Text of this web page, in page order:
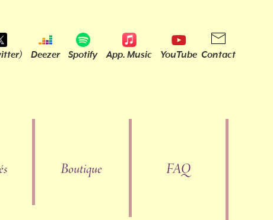
Deezer Spotify App. Music YouTube Contact
Boutique FAQ